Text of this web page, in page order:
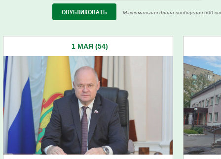
Максимальная длина сообщения 600
1 МАЯ (54)